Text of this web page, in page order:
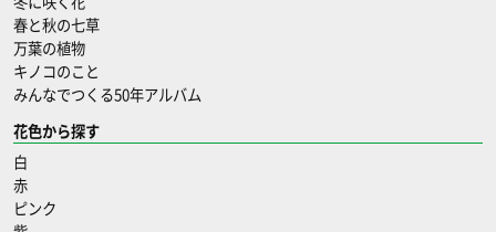
春と秋の七草
万葉の植物
キノコのこと
みんなでつくる50年アルバム
花色から探す
白
赤
ピンク